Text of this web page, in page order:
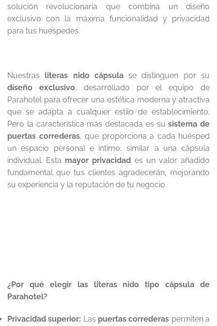
solución revolucionaria que combina un diseño
exclusivo con la máxima funcionalidad y privacidad
para tus huéspedes.
Nuestras literas nido cápsulase distinguen por su
diseño exclusivo, desarrollado por el equipo de
Parahotel para ofrecer una estética moderna y atractiva
que se adapta a cualquier estilo de establecimiento.
Pero la característica más destacada es susistema de
puertas correderas, que proporciona a cada huésped
un espacio personal e íntimo, similar a una cápsula
individual. Esta mayor privacidad es un valor añadido
fundamental que tus clientes agradecerán, mejorando
su experiencia y la reputación de tu negocio.
¿Por qué elegir las literas nido tipo cápsula de
Parahotel?
Privacidad superior: Las puertas correderas permiten a